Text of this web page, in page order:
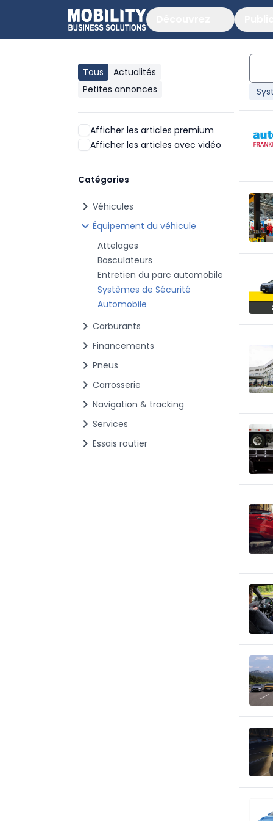
Tous
Actualités
Petites annonces
Afficher les articles premium
Afficher les articles avec vidéo
Catégories
chevron_right Véhicules
chevron_right Équipement du véhicule
Attelages
Basculateurs
Entretien du parc automobile
Systèmes de Sécurité
Automobile
chevron_right Carburants
chevron_right Financements
chevron_right Pneus
chevron_right Carrosserie
chevron_right Navigation & tracking
chevron_right Services
chevron_right Essais routier